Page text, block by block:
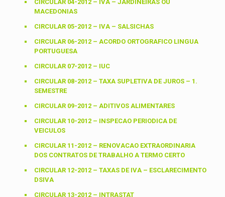
CIRCULAR 04-2012 – IVA – JARDINEIRAS OU
MACEDONIAS
CIRCULAR 05-2012 – IVA – SALSICHAS
CIRCULAR 06-2012 – ACORDO ORTOGRAFICO LINGUA
PORTUGUESA
CIRCULAR 07-2012 – IUC
CIRCULAR 08-2012 – TAXA SUPLETIVA DE JUROS – 1.
SEMESTRE
CIRCULAR 09-2012 – ADITIVOS ALIMENTARES
CIRCULAR 10-2012 – INSPECAO PERIODICA DE
VEICULOS
CIRCULAR 11-2012 – RENOVACAO EXTRAORDINARIA
DOS CONTRATOS DE TRABALHO A TERMO CERTO
CIRCULAR 12-2012 – TAXAS DE IVA – ESCLARECIMENTO
DSIVA
CIRCULAR 13-2012 – INTRASTAT